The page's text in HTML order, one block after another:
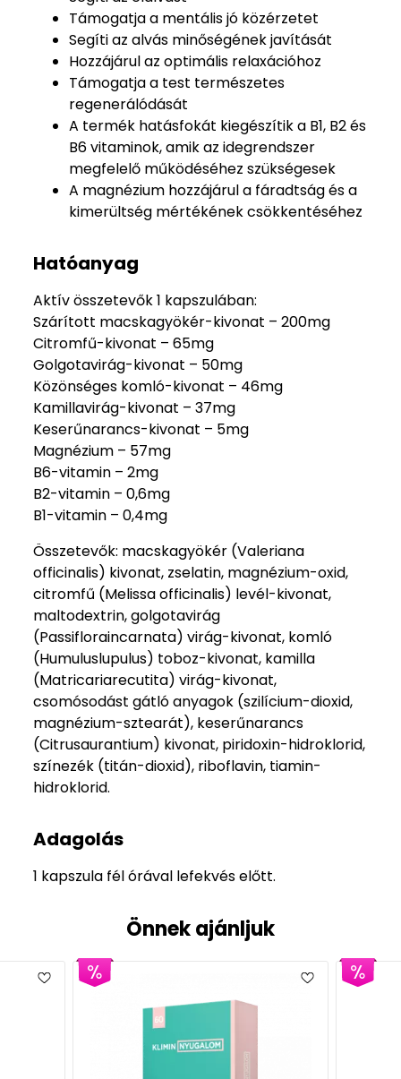
Támogatja a mentális jó közérzetet
Segíti az alvás minőségének javítását
Hozzájárul az optimális relaxációhoz
Támogatja a test természetes
regenerálódását
A termék hatásfokát kiegészítik a B1, B2 és
B6 vitaminok, amik az idegrendszer
megfelelő működéséhez szükségesek
A magnézium hozzájárul a fáradtság és a
kimerültség mértékének csökkentéséhez
Hatóanyag
Aktív összetevők 1 kapszulában:
Szárított macskagyökér-kivonat – 200mg
Citromfű-kivonat – 65mg
Golgotavirág-kivonat – 50mg
Közönséges komló-kivonat – 46mg
Kamillavirág-kivonat – 37mg
Keserűnarancs-kivonat – 5mg
Magnézium – 57mg
B6-vitamin – 2mg
B2-vitamin – 0,6mg
B1-vitamin – 0,4mg
Összetevők: macskagyökér (Valeriana
officinalis) kivonat, zselatin, magnézium-oxid,
citromfű (Melissa officinalis) levél-kivonat,
maltodextrin, golgotavirág
(Passifloraincarnata) virág-kivonat, komló
(Humuluslupulus) toboz-kivonat, kamilla
(Matricariarecutita) virág-kivonat,
csomósodást gátló anyagok (szilícium­-dioxid,
magnézium-sztearát), keserűnarancs
(Citrusaurantium) kivonat, piridoxin­-hidroklorid,
színezék (titán-dioxid), riboflavin, tiamin­-
hidroklorid.
Adagolás
1 kapszula fél órával lefekvés előtt.
Önnek ajánljuk